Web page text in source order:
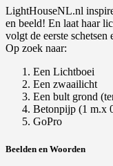
LightHouseNL.nl
en beeld! En laat haar
volgt de eerste schetsen
Op zoek naar:
Een Lichtboei
Een zwaailicht
Een bult grond
Betonpijp (1 m.x
GoPro
Beelden en Woorden